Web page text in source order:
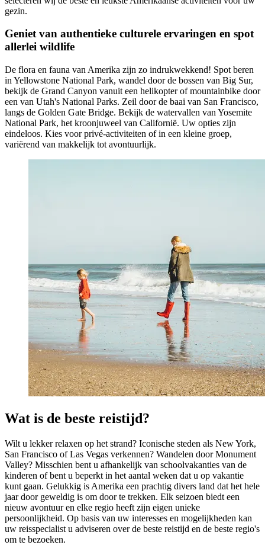
gezin.
Geniet van authentieke culturele ervaringen en spot
allerlei wildlife
De flora en fauna van Amerika zijn zo indrukwekkend! Spot beren
in Yellowstone National Park, wandel door de bossen van Big Sur,
bekijk de Grand Canyon vanuit een helikopter of mountainbike door
een van Utah's National Parks. Zeil door de baai van San Francisco,
langs de Golden Gate Bridge. Bekijk de watervallen van Yosemite
National Park, het kroonjuweel van Californië. Uw opties zijn
eindeloos. Kies voor privé-activiteiten of in een kleine groep,
variërend van makkelijk tot avontuurlijk.
Wat is de beste reistijd?
Wilt u lekker relaxen op het strand? Iconische steden als New York,
San Francisco of Las Vegas verkennen? Wandelen door Monument
Valley? Misschien bent u afhankelijk van schoolvakanties van de
kinderen of bent u beperkt in het aantal weken dat u op vakantie
kunt gaan. Gelukkig is Amerika een prachtig divers land dat het hele
jaar door geweldig is om door te trekken. Elk seizoen biedt een
nieuw avontuur en elke regio heeft zijn eigen unieke
persoonlijkheid. Op basis van uw interesses en mogelijkheden kan
uw reisspecialist u adviseren over de beste reistijd en de beste regio's
om te bezoeken.